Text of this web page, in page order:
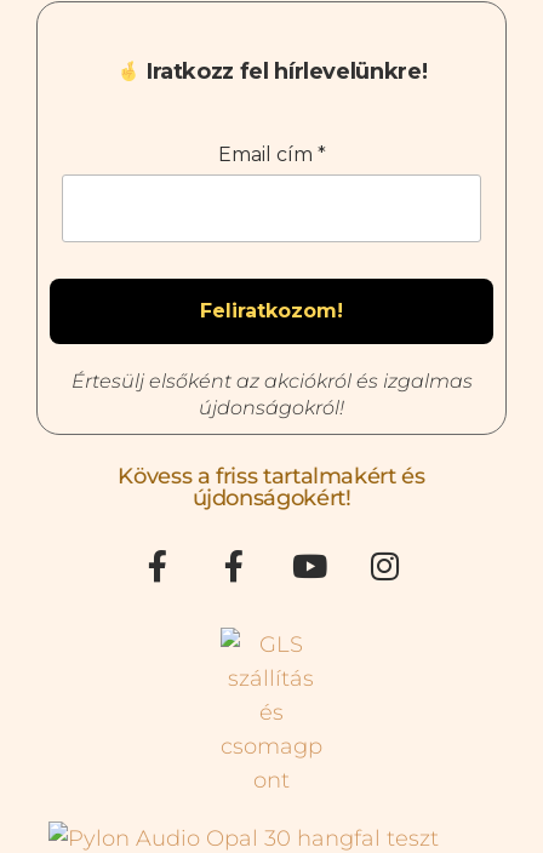
Iratkozz fel hírlevelünkre!
Email cím *
Értesülj elsőként az akciókról és izgalmas
újdonságokról!
Kövess a friss tartalmakért és
újdonságokért!